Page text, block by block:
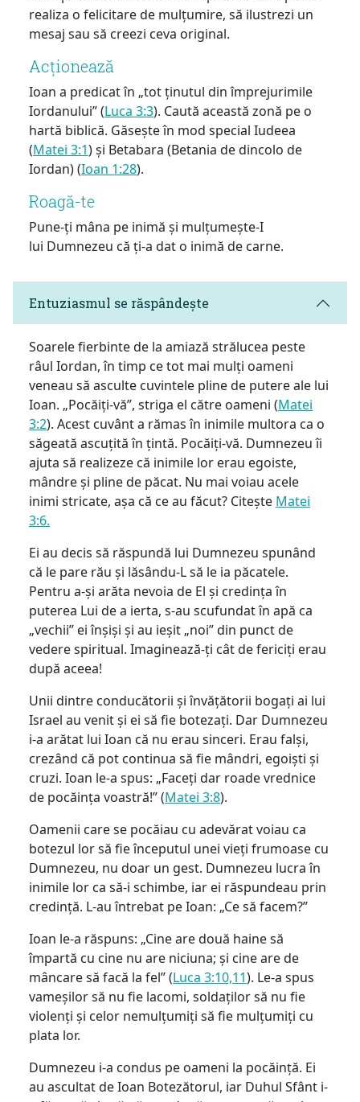
realiza o felicitare de mulțumire, să ilustrezi un
mesaj sau să creezi ceva original.
Acționează
Ioan a predicat în „tot ținutul din împrejurimile
Iordanului” (Luca 3:3). Caută această zonă pe o
hartă biblică. Găsește în mod special Iudeea
(Matei 3:1) și Betabara (Betania de dincolo de
Iordan) (Ioan 1:28).
Roagă-te
Pune-ți mâna pe inimă și mulțumește-I
lui Dumnezeu că ți-a dat o inimă de carne.
Entuziasmul se răspândește
Soarele fierbinte de la amiază strălucea peste
râul Iordan, în timp ce tot mai mulți oameni
veneau să asculte cuvintele pline de putere ale lui
Ioan. „Pocăiți-vă”, striga el către oameni (Matei
3:2). Acest cuvânt a rămas în inimile multora ca o
săgeată ascuțită în țintă. Pocăiți-vă. Dumnezeu îi
ajuta să realizeze că inimile lor erau egoiste,
mândre și pline de păcat. Nu mai voiau acele
inimi stricate, așa că ce au făcut? Citește Matei
3:6.
Ei au decis să răspundă lui Dumnezeu spunând
că le pare rău și lăsându-L să le ia păcatele.
Pentru a-și arăta nevoia de El și credința în
puterea Lui de a ierta, s-au scufundat în apă ca
„vechii” ei înșiși și au ieșit „noi” din punct de
vedere spiritual. Imaginează-ți cât de fericiți erau
după aceea!
Unii dintre conducătorii și învățătorii bogați ai lui
Israel au venit și ei să fie botezați. Dar Dumnezeu
i-a arătat lui Ioan că nu erau sinceri. Erau falși,
crezând că pot continua să fie mândri, egoiști și
cruzi. Ioan le-a spus: „Faceți dar roade vrednice
de pocăința voastră!” (Matei 3:8).
Oamenii care se pocăiau cu adevărat voiau ca
botezul lor să fie începutul unei vieți frumoase cu
Dumnezeu, nu doar un gest. Dumnezeu lucra în
inimile lor ca să-i schimbe, iar ei răspundeau prin
credință. L-au întrebat pe Ioan: „Ce să facem?”
Ioan le-a răspuns: „Cine are două haine să
împartă cu cine nu are niciuna; și cine are de
mâncare să facă la fel” (Luca 3:10,11). Le-a spus
vameșilor să nu fie lacomi, soldaților să nu fie
violenți și celor nemulțumiți să fie mulțumiți cu
plata lor.
Dumnezeu i-a condus pe oameni la pocăință. Ei
au ascultat de Ioan Botezătorul, iar Duhul Sfânt i-